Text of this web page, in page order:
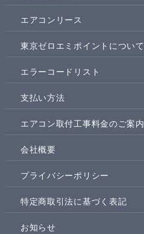
エアコンリース
東京ゼロエミポイントについて
エラーコードリスト
支払い方法
エアコン取付工事料金のご案内
会社概要
プライバシーポリシー
特定商取引法に基づく表記
お知らせ